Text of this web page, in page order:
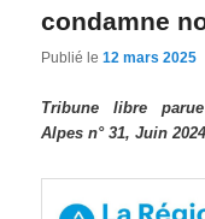
condamne
Publié le12 mars 2025
Tribune libre
Alpes n° 31, Juin 2024